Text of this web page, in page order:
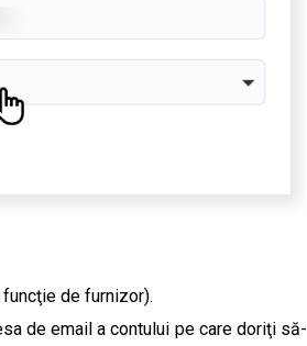
de furnizor).
de email a contului pe care doriţi să-